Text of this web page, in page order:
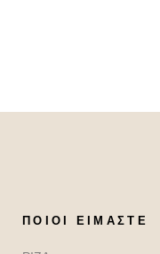
ΠΟΙΟΙ ΕΊΜΑΣΤΕ